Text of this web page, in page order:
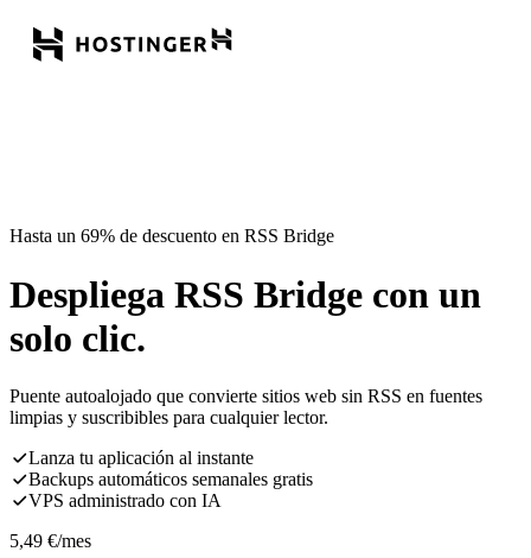
Hasta un 69% de descuento en RSS Bridge
Despliega RSS Bridge con un
solo clic.
Puente autoalojado que convierte sitios web sin RSS en fuentes
limpias y suscribibles para cualquier lector.
Lanza tu aplicación al instante
Backups automáticos semanales gratis
VPS administrado con IA
5,49 €/mes